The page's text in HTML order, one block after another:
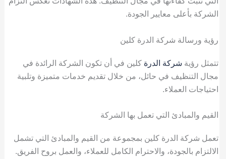
الشركة بأعلى معايير الجودة.
رؤية ورسالة شركة الدرة كلين
تتمثل رؤية شركة الدرة كلين في أن تكون الشركة الرائدة في
مجال التنظيف في حائل، من خلال تقديم خدمات متميزة وتلبية
احتياجات العملاء.
القيم والمبادئ التي تعمل بها الشركة
تعمل شركة الدرة كلين بمجموعة من القيم والمبادئ التي تشمل
الالتزام بالجودة، والاحترام الكامل للعملاء، والعمل بروح الفريق.